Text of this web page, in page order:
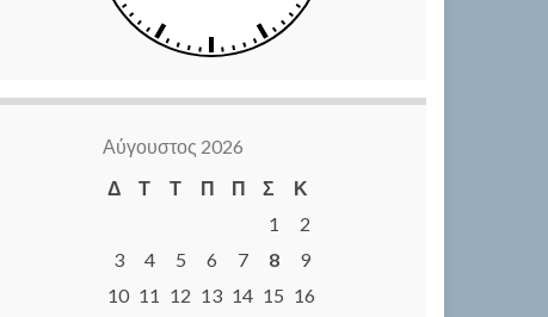
Αύγουστος 2026
Δ
Τ Τ Π Π Σ
Κ
1
2
3
4 5 6 7 8
9
10 11 12 13 14 15 16